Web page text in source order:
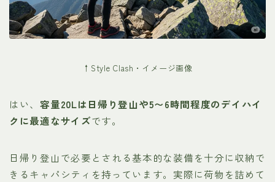
↑Style Clash・イメージ画像
はい、容量20Lは日帰り登山や5〜6時間程度のデイハイ
クに最適なサイズです。
日帰り登山で必要とされる基本的な装備を十分に収納で
きるキャパシティを持っています。実際に荷物を詰めて